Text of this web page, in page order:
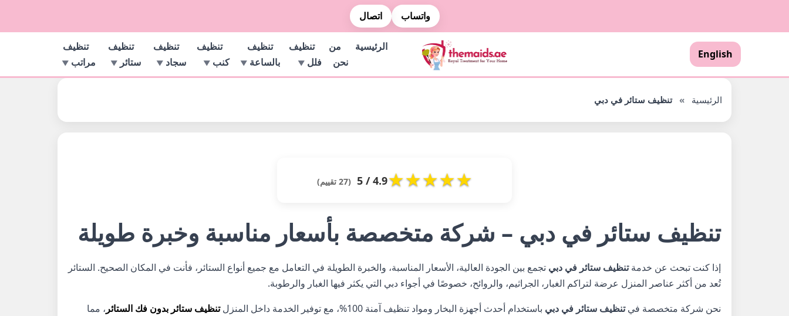
واتساب اتصال
English
الرئيسية
من
نحن
تنظيف
فلل
تنظيف
بالساعة
تنظيف
كنب
تنظيف
سجاد
تنظيف
ستائر
تنظيف
مراتب
الرئيسية » تنظيف ستائر في دبي
★
★
★
★
★
4.9 / 5 (27 تقييم)
تنظيف ستائر في دبي – شركة متخصصة بأسعار مناسبة وخبرة طويلة
إذا كنت تبحث عن خدمةتنظيف ستائر في دبي تجمع بين الجودة العالية، الأسعار المناسبة، والخبرة الطويلة في التعامل مع جميع أنواع الستائر، فأنت في المكان الصحيح. الستائر
تُعد من أكثر عناصر المنزل عرضة لتراكم الغبار، الجراثيم، والروائح، خصوصًا في أجواء دبي التي يكثر فيها الغبار والرطوبة.
نحن شركة متخصصة فيتنظيف ستائر في دبي باستخدام أحدث أجهزة البخار ومواد تنظيف آمنة 100%، مع توفير الخدمة داخل المنزل تنظيف ستائر بدون فك الستائر ، مما